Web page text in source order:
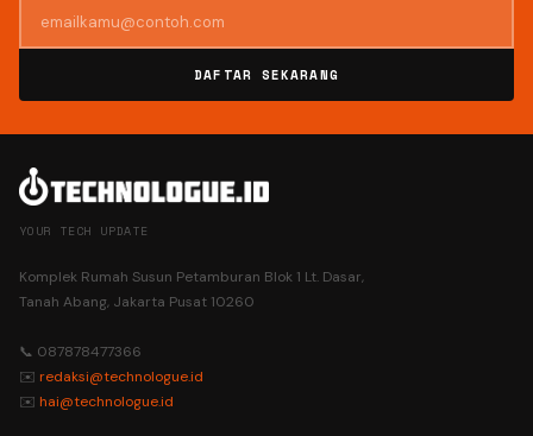
DAFTAR SEKARANG
YOUR TECH UPDATE
Komplek Rumah Susun Petamburan Blok 1 Lt. Dasar,
Tanah Abang, Jakarta Pusat 10260
📞 087878477366
✉️ redaksi@technologue.id
✉️ hai@technologue.id